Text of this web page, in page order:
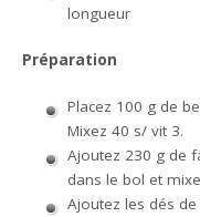
longueur
Préparation
Placez 100 g de
Mixez 40 s/ vit 3.
Ajoutez 230 g de
dans le bol et
Ajoutez les dés